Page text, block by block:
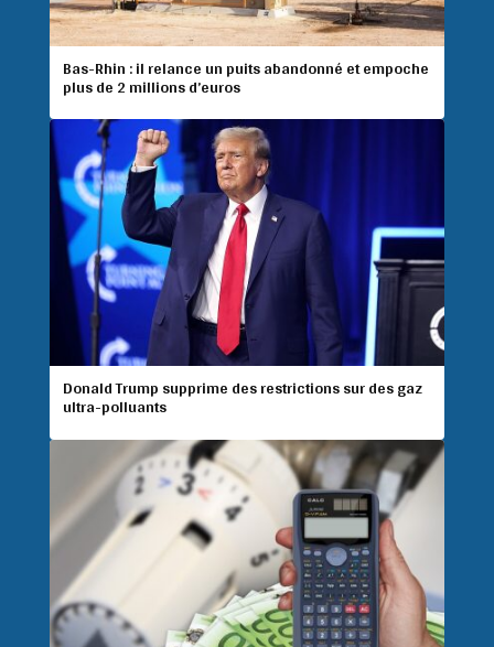
Bas-Rhin : il relance un puits abandonné et empoche
plus de 2 millions d’euros
Donald Trump supprime des restrictions sur des gaz
ultra-polluants